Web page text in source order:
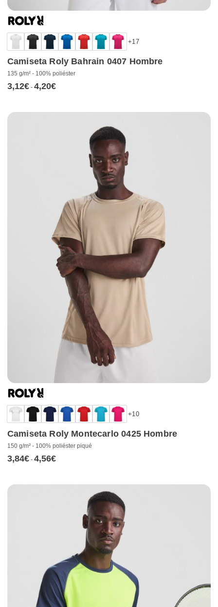
+17
Camiseta Roly Bahrain 0407 Hombre
135 g/m² - 100% poliéster
3,12€ - 4,20€Rango
de
hasta
+10
Camiseta Roly Montecarlo 0425 Hombre
150 g/m² - 100% poliéster piqué
3,84€ - 4,56€Rango
de
hasta